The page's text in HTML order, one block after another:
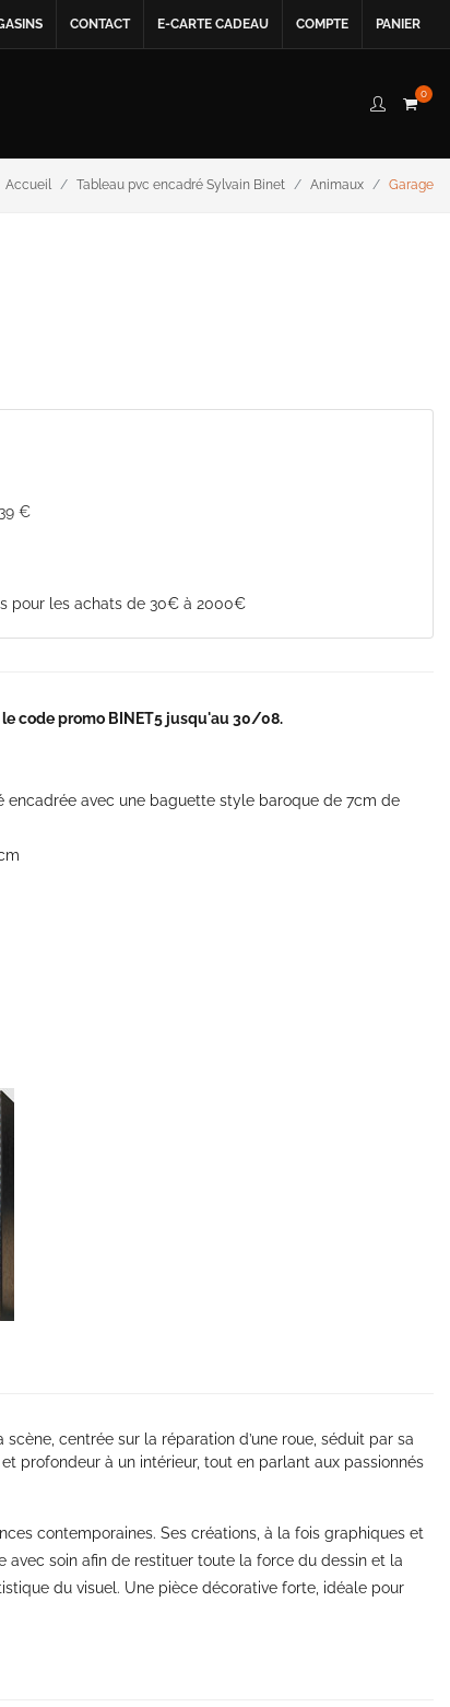
CONTACT E-CARTE CADEAU COMPTE PANIER
0
Accueil Tableau pvc encadré Sylvain Binet Animaux Garage
€
pour les achats de 30€ à 2000€
code promo BINET5 jusqu'au 30/08.
encadrée avec une baguette style baroque de 7cm de
centrée sur la réparation d’une roue, séduit par sa
profondeur à un intérieur, tout en parlant aux passionnés
contemporaines. Ses créations, à la fois graphiques et
soin afin de restituer toute la force du dessin et la
du visuel. Une pièce décorative forte, idéale pour